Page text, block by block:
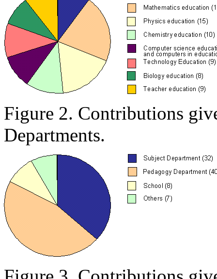
Figure 2. Contributions
Departments.